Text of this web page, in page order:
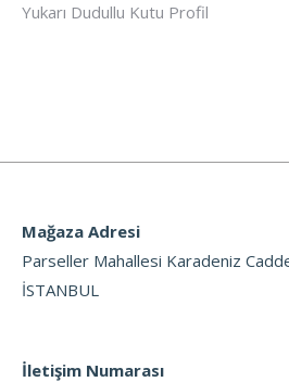
Yukarı Dudullu Kutu Profil
Mağaza Adresi
Parseller Mahallesi Karadeniz
İSTANBUL
İletişim Numarası